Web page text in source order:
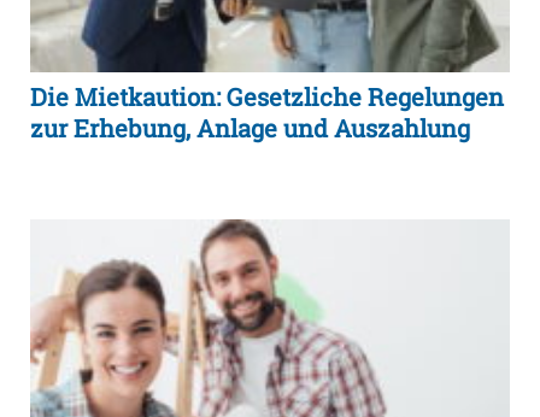
Die Mietkaution: Gesetzliche Regelungen
zur Erhebung, Anlage und Auszahlung